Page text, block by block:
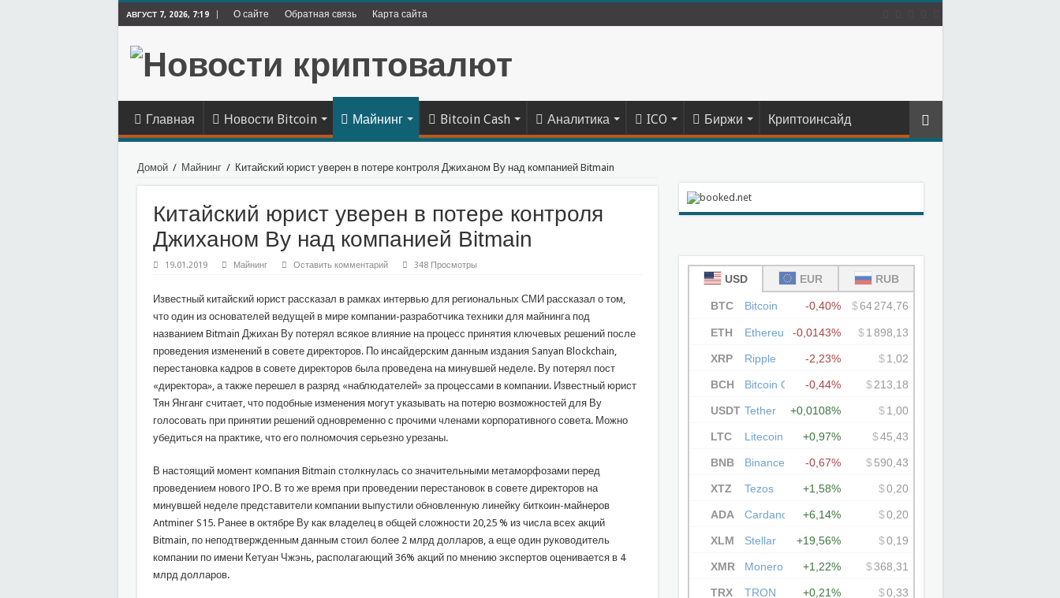
АВГУСТ 7, 2026, 7:19 О сайте Обратная связь Карта сайта
Главная Новости Bitcoin Майнинг Bitcoin Cash Аналитика ICO Биржи Криптоинсайд
Домой / Майнинг / Китайский юрист уверен в потере контроля Джиханом Ву над компанией Bitmain
Китайский юрист уверен в потере контроля
Джиханом Ву над компанией Bitmain
19.01.2019 Майнинг Оставить комментарий 348 Просмотры
Известный китайский юрист рассказал в рамках интервью для региональных СМИ рассказал о том,
что один из основателей ведущей в мире компании-разработчика техники для майнинга под
названием Bitmain Джихан Ву потерял всякое влияние на процесс принятия ключевых решений после
проведения изменений в совете директоров. По инсайдерским данным издания Sanyan Blockchain,
перестановка кадров в совете директоров была проведена на минувшей неделе. Ву потерял пост
«директора», а также перешел в разряд «наблюдателей» за процессами в компании. Известный юрист
Тян Янганг считает, что подобные изменения могут указывать на потерю возможностей для Ву
голосовать при принятии решений одновременно с прочими членами корпоративного совета. Можно
убедиться на практике, что его полномочия серьезно урезаны.
В настоящий момент компания Bitmain столкнулась со значительными метаморфозами перед
проведением нового IPO. В то же время при проведении перестановок в совете директоров на
минувшей неделе представители компании выпустили обновленную линейку биткоин-майнеров
Antminer S15. Ранее в октябре Ву как владелец в общей сложности 20,25 % из числа всех акций
Bitmain, по неподтвержденным данным стоил более 2 млрд долларов, а еще один руководитель
компании по имени Кетуан Чжэнь, располагающий 36% акций по мнению экспертов оценивается в 4
млрд долларов.